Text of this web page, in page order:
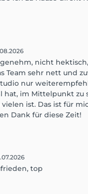
nicht
Team sehr nett und
nur
hat, im Mittelpunkt zu
ist. Das ist für
Dank für diese Zeit!
top